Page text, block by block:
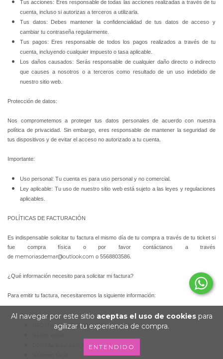
Al navegar por este sitio aceptas el uso de cookiespara
agilizar tu experiencia de compra.
ENTENDIDO
Tus acciones: Eres responsable de todas las acciones realizadas a través de tu
cuenta, incluso si autorizas a terceros a utilizarla.
Tus datos: Debes mantener la confidencialidad de tus datos de acceso y
cambiar tu contraseña regularmente.
Tus pagos: Eres responsable de todos los pagos realizados a través de tu
cuenta, incluyendo cualquier impuesto o tasa aplicable.
Los daños causados: Serás responsable de cualquier daño directo o indirecto
que causes a nosotros o a terceros como resultado de un uso indebido de
nuestro sitio web.
Protección de datos:
Nos comprometemos a proteger tus datos personales de acuerdo con nuestra
política de privacidad. Sin embargo, eres responsable de mantener la seguridad de
tus dispositivos y de evitar el acceso no autorizado a tu cuenta.
Importante:
Uso personal: Tu cuenta es para uso personal y no comercial.
Ley aplicable: Tu uso de nuestro sitio web está sujeto a las leyes y regulaciones
aplicables.
POLÍTICAS DE FACTURACIÓN
Es indispensable solicitar tu factura el mismo día de tu compra a través de tu ticket si
fue compra física o por favor contáctanos a través
de memoriasdemar@outlook.com o 5568803586.
¿Qué información necesito para solicitar mi factura?
Para emitir tu factura, necesitaremos la siguiente información:
Datos fiscales:
RFC (Registro Federal de Contribuyentes)
Domicilio fiscal completo